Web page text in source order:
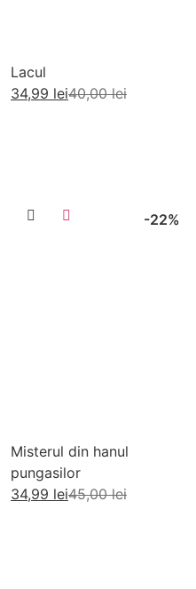
Lacul
40,00lei
34,99 lei
-22%
Misterul din hanul
pungasilor
45,00lei
34,99 lei